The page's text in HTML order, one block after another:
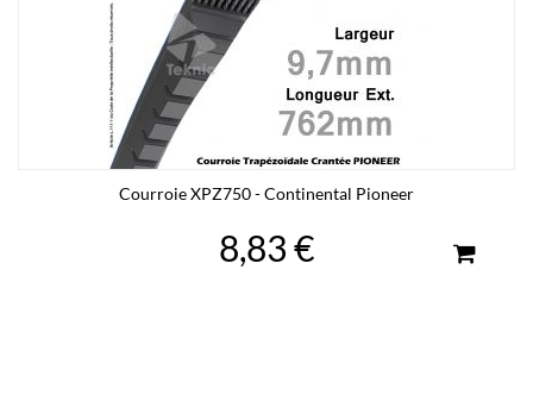
Courroie XPZ750 - Continental Pioneer
8,83 €